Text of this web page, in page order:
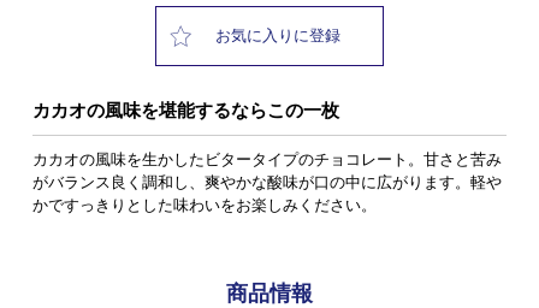
お気に入りに登録
カカオの風味を堪能するならこの一枚
カカオの風味を生かしたビタータイプのチョコレート。甘さと苦み
がバランス良く調和し、爽やかな酸味が口の中に広がります。軽や
かですっきりとした味わいをお楽しみください。
商品情報